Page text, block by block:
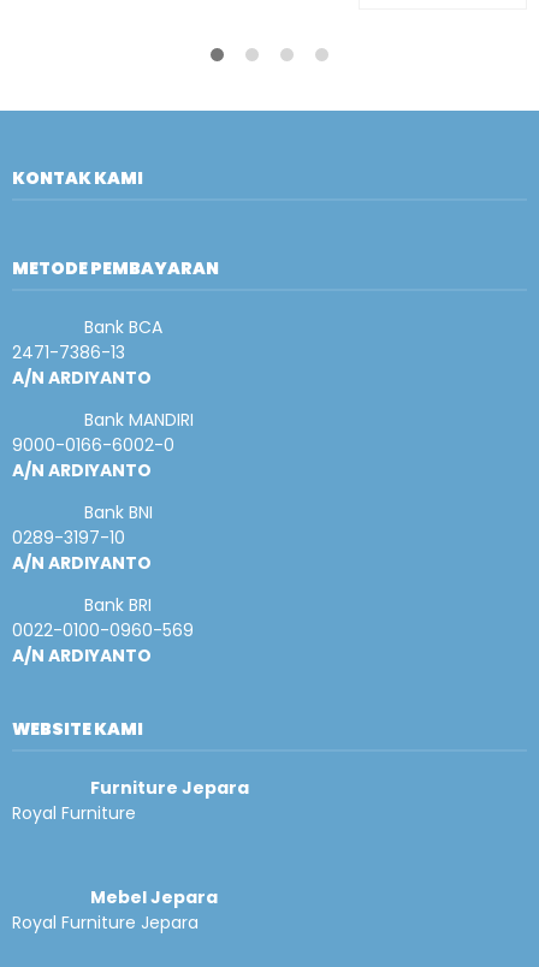
KONTAK KAMI
METODE PEMBAYARAN
Bank BCA
2471-7386-13
A/N ARDIYANTO
Bank MANDIRI
9000-0166-6002-0
A/N ARDIYANTO
Bank BNI
0289-3197-10
A/N ARDIYANTO
Bank BRI
0022-0100-0960-569
A/N ARDIYANTO
WEBSITE KAMI
Furniture Jepara
Royal Furniture
Mebel Jepara
Royal Furniture Jepara